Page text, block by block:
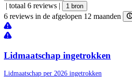
| totaal 6 reviews | 1 bron
6 reviews in de afgelopen 12 maanden
Lidmaatschap ingetrokken
Lidmaatschap per 2026 ingetrokken